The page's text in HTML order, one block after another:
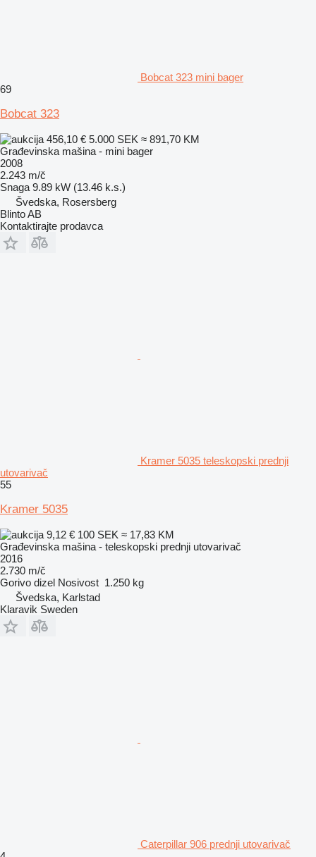
Bobcat 323 mini bager
69
Bobcat 323
456,10 € 5.000 SEK ≈ 891,70 KM
Građevinska mašina - mini bager
2008
2.243 m/č
Snaga 9.89 kW (13.46 k.s.)
Švedska, Rosersberg
Blinto AB
Kontaktirajte prodavca
Kramer 5035 teleskopski prednji
utovarivač
55
Kramer 5035
9,12 € 100 SEK ≈ 17,83 KM
Građevinska mašina - teleskopski prednji utovarivač
2016
2.730 m/č
Gorivo dizel Nosivost 1.250 kg
Švedska, Karlstad
Klaravik Sweden
Caterpillar 906 prednji utovarivač